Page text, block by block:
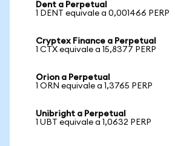
Dent a Perpetual
1 DENT equivale a 0,001466 PERP
Cryptex Finance a Perpetual
1 CTX equivale a 15,8377 PERP
Orion a Perpetual
1 ORN equivale a 1,3765 PERP
Unibright a Perpetual
1 UBT equivale a 1,0632 PERP